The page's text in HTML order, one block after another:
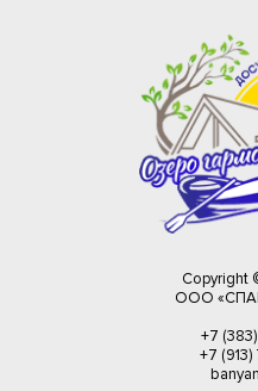
порча мангала,
использование
резаная, порванная,
испорченные шторы на
испорченные шторы на
Copyright
ООО
+7
+7